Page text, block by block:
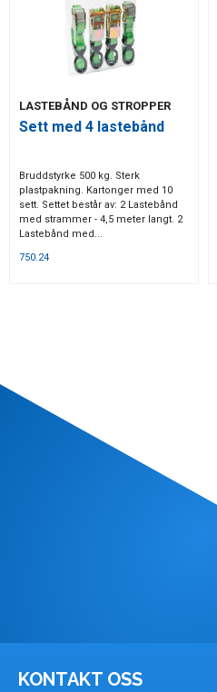
LASTEBÅND OG STROPPER
Sett med 4 lastebånd
Bruddstyrke 500 kg. Sterk
plastpakning. Kartonger med 10
sett. Settet består av: 2 Lastebånd
med strammer - 4,5 meter langt. 2
Lastebånd med...
750.24
KONTAKT OSS